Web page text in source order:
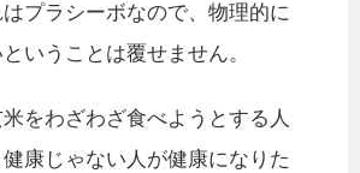
プラシーボなので、物理的に
いうことは覆せません。
をわざわざ食べようとする人
康じゃない人が健康になりた